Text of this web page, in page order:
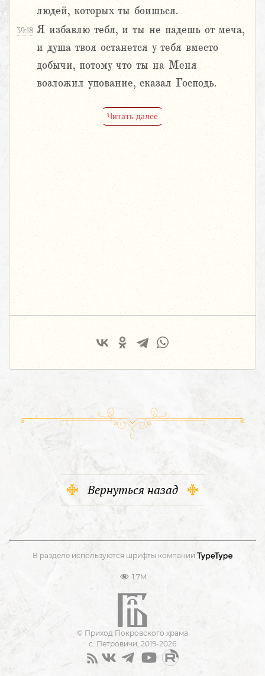
людей, которых ты боишься.
39:18 Я избавлю тебя, и ты не падешь от меча,
и душа твоя останется у тебя вместо
добычи, потому что ты на Меня
возложил упование, сказал Господь.
Читать далее
Вернуться назад
В разделе используются шрифты компании
1.7M
© Приход Покровского храма
с. Петровичи, 2019-2026